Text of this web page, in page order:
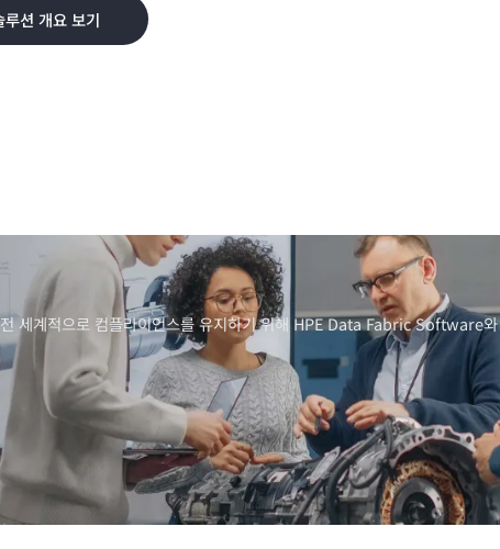
루션 개요 보기
세계적으로 컴플라이언스를 유지하기 위해 HPE Data Fabric Software